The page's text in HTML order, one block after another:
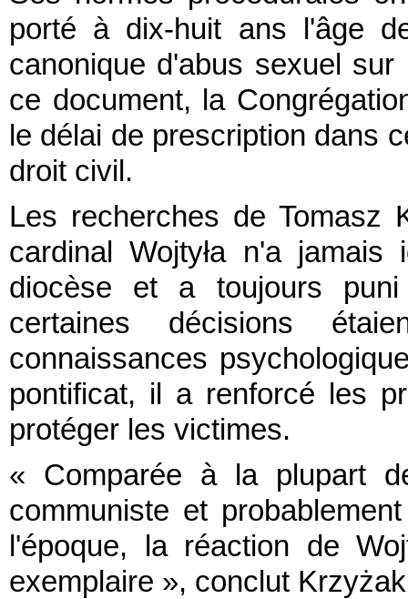
porté à dix-huit ans l'âge
canonique d'abus sexuel
ce document, la
le délai de prescription dans
droit civil.
Les recherches de Tomasz
cardinal Wojtyła n'a
diocèse et a toujours
certaines décisions
connaissances
pontificat, il a renforcé les
protéger les victimes.
« Comparée à la plupart
communiste et
l'époque, la réaction de
exemplaire », conclut